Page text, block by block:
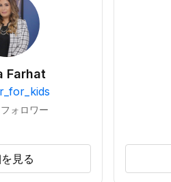
Farhat
フォロワー
見る